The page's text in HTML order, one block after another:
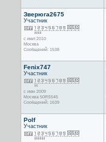
Зверюга2675
Участник
с июл 2010
Москва
Сообщений: 1538
Fenix747
Участник
с июн 2009
Москва 50RS545
Сообщений: 1639
Polf
Участник